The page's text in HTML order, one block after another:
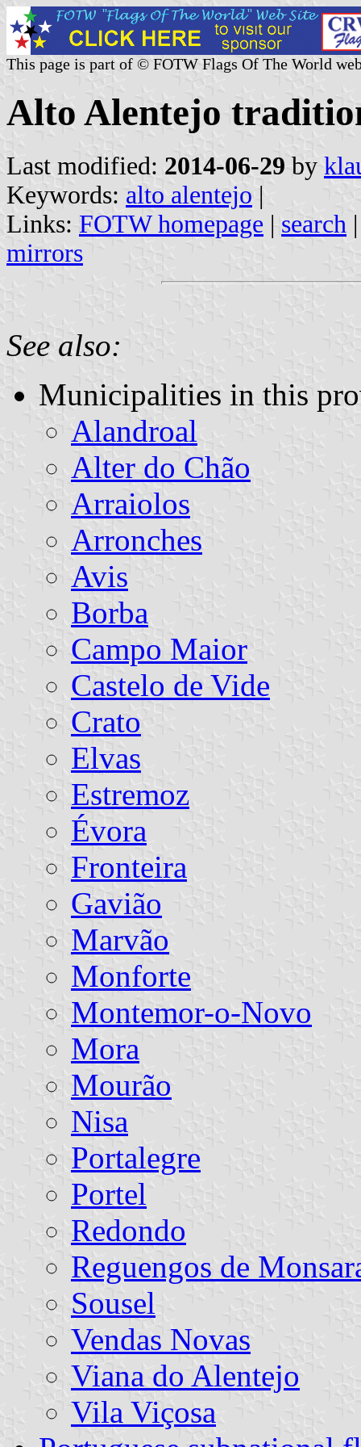
This page is part of © FOTW Flags Of The World
Alto Alentejo
Last modified: 2014-06-29 by
Keywords: alto alentejo |
Links: FOTW homepage | search
mirrors
See also:
Municipalities in this
Alandroal
Alter do Chão
Arraiolos
Arronches
Avis
Borba
Campo Maior
Castelo de Vide
Crato
Elvas
Estremoz
Évora
Fronteira
Gavião
Marvão
Monforte
Montemor-o-Novo
Mora
Mourão
Nisa
Portalegre
Portel
Redondo
Reguengos de
Sousel
Vendas Novas
Viana do Alentejo
Vila Viçosa